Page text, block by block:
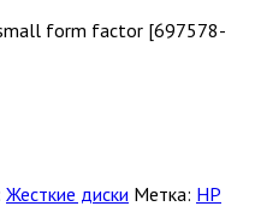
form factor [697578-
Жесткие диски Метка: HP